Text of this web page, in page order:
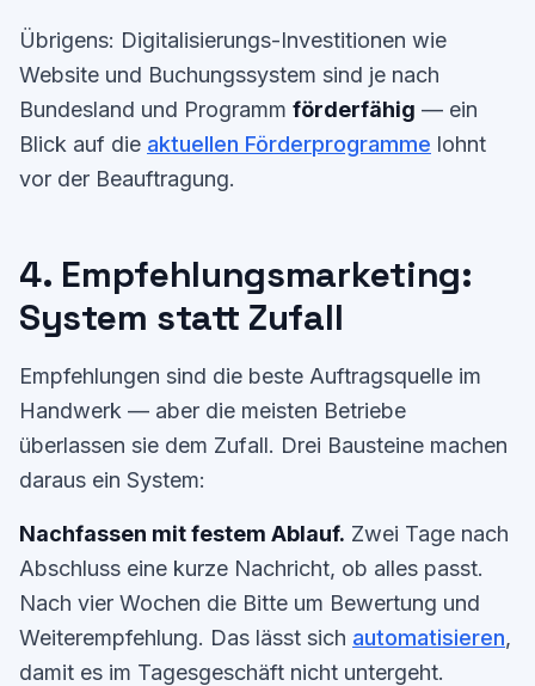
Übrigens: Digitalisierungs-Investitionen wie
Website und Buchungssystem sind je nach
Bundesland und Programm förderfähig — ein
Blick auf die aktuellen Förderprogramme lohnt
vor der Beauftragung.
4. Empfehlungsmarketing:
System statt Zufall
Empfehlungen sind die beste Auftragsquelle im
Handwerk — aber die meisten Betriebe
überlassen sie dem Zufall. Drei Bausteine machen
daraus ein System:
Nachfassen mit festem Ablauf. Zwei Tage nach
Abschluss eine kurze Nachricht, ob alles passt.
Nach vier Wochen die Bitte um Bewertung und
Weiterempfehlung. Das lässt sich automatisieren,
damit es im Tagesgeschäft nicht untergeht.